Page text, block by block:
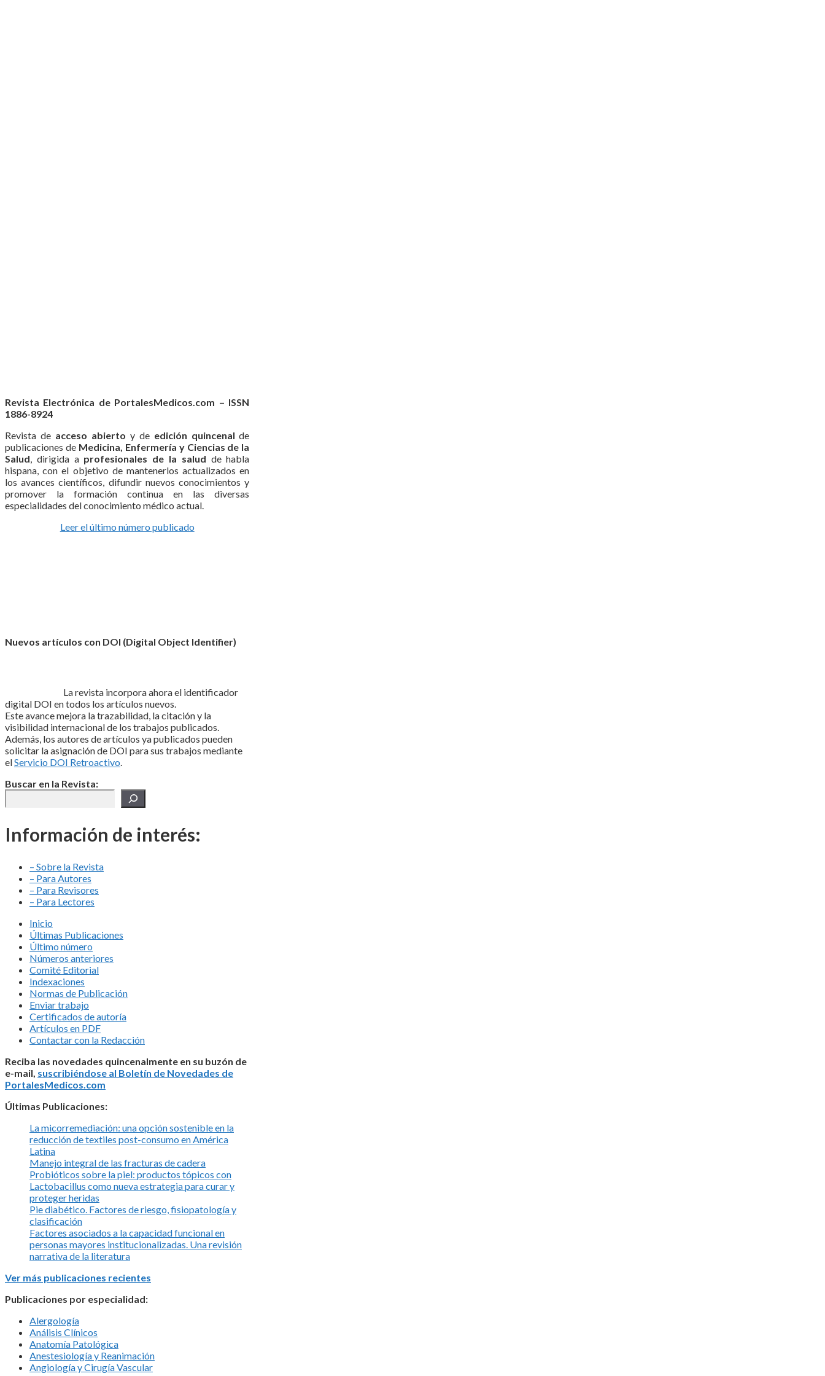
Revista Electrónica de PortalesMedicos.com – ISSN
1886-8924
Revista de acceso abierto y de edición quincenal de
publicaciones de Medicina, Enfermería y Ciencias de la
Salud, dirigida a profesionales de la salud de habla
hispana, con el objetivo de mantenerlos actualizados en
los avances científicos, difundir nuevos conocimientos y
promover la formación continua en las diversas
especialidades del conocimiento médico actual.
Leer el último número publicado
Nuevos artículos con DOI (Digital Object Identifier)
La revista incorpora ahora el identificador
digital DOI en todos los artículos nuevos.
Este avance mejora la trazabilidad, la citación y la
visibilidad internacional de los trabajos publicados.
Además, los autores de artículos ya publicados pueden
solicitar la asignación de DOI para sus trabajos mediante
elServicio DOI Retroactivo.
Buscar en la Revista:
Información de interés:
– Sobre la Revista
– Para Autores
– Para Revisores
– Para Lectores
Inicio
Últimas Publicaciones
Último número
Números anteriores
Comité Editorial
Indexaciones
Normas de Publicación
Enviar trabajo
Certificados de autoría
Artículos en PDF
Contactar con la Redacción
Reciba las novedades quincenalmente en su buzón de
e-mail, suscribiéndose al Boletín de Novedades de
PortalesMedicos.com
Últimas Publicaciones:
La micorremediación: una opción sostenible en la
reducción de textiles post-consumo en América
Latina
Manejo integral de las fracturas de cadera
Probióticos sobre la piel: productos tópicos con
Lactobacillus como nueva estrategia para curar y
proteger heridas
Pie diabético. Factores de riesgo, fisiopatología y
clasificación
Factores asociados a la capacidad funcional en
personas mayores institucionalizadas. Una revisión
narrativa de la literatura
Ver más publicaciones recientes
Publicaciones por especialidad:
Alergología
Análisis Clínicos
Anatomía Patológica
Anestesiología y Reanimación
Angiología y Cirugía Vascular